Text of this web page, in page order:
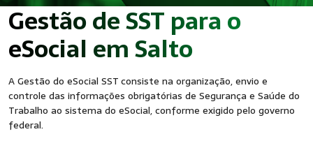
Gestão de SST para o
eSocial em Salto
A Gestão do eSocial SST consiste na organização, envio e
controle das informações obrigatórias de Segurança e Saúde do
Trabalho ao sistema do eSocial, conforme exigido pelo governo
federal.